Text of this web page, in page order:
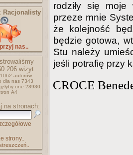
Racjonalisty
nas..
wizyt
autorów
dla nas 7343
one 28930
A4
na stronach:
strony..
rodziły się moje
przeze mnie
że kolejność
będzie gotowa,
Stu należy
jeśli potrafię przy
CROCE